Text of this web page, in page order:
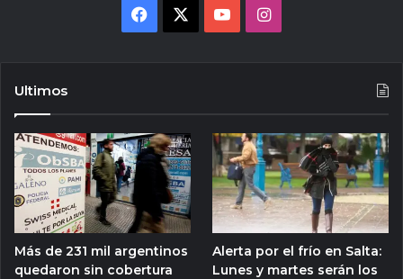
Facebook YouTubeInstagram
Ultimos
Más de 231 mil argentinos
quedaron sin cobertura
Alerta por el frío en Salta:
Lunes y martes serán los